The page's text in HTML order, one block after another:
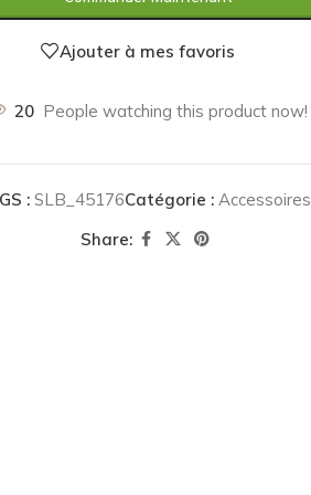
Ajouter à mes favoris
20 People watching this product now!
: SLB_45176Catégorie : Accessoires
Share: